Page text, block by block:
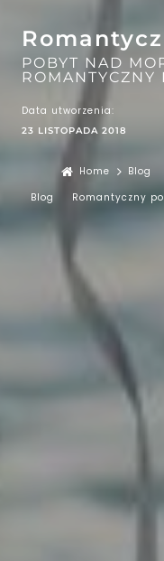
POBYT NAD
ROMANTYCZNY
23 LISTOPADA 2018
Data utworzenia:
Home
Blog
Blog
Romantyczny